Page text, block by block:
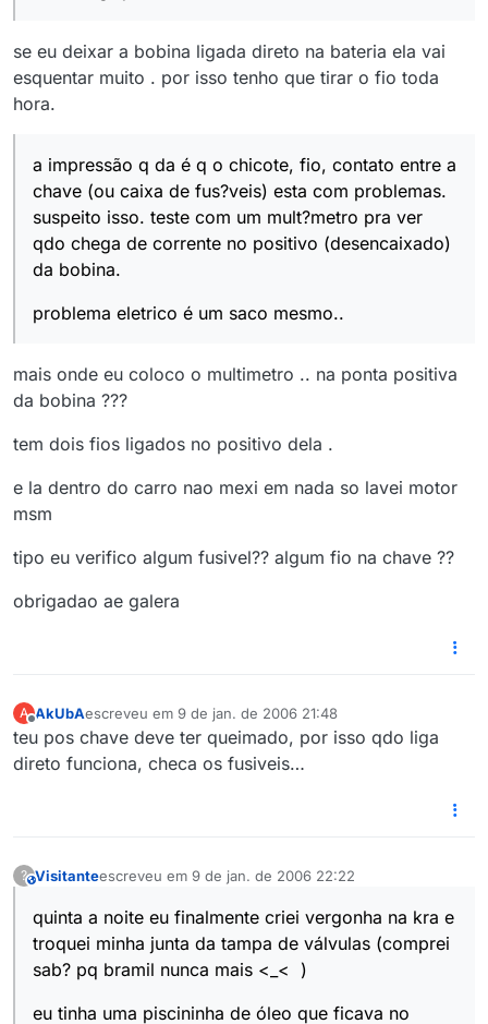
se eu deixar a bobina ligada direto na bateria ela vai
esquentar muito . por isso tenho que tirar o fio toda
hora.
a impressão q da é q o chicote, fio, contato entre a
chave (ou caixa de fus?veis) esta com problemas.
suspeito isso. teste com um mult?metro pra ver
qdo chega de corrente no positivo (desencaixado)
da bobina.
problema eletrico é um saco mesmo..
mais onde eu coloco o multimetro .. na ponta positiva
da bobina ???
tem dois fios ligados no positivo dela .
e la dentro do carro nao mexi em nada so lavei motor
msm
tipo eu verifico algum fusivel?? algum fio na chave ??
obrigadao ae galera
A AkUbAescreveu em 9 de jan. de 2006 21:48
última edição por
teu pos chave deve ter queimado, por isso qdo liga
direto funciona, checa os fusiveis…
?This user is from outside of this forum
Visitanteescreveu em 9 de jan. de 2006 22:22
última edição por
quinta a noite eu finalmente criei vergonha na kra e
troquei minha junta da tampa de válvulas (comprei
sab? pq bramil nunca mais <_< )
eu tinha uma piscininha de óleo que ficava no